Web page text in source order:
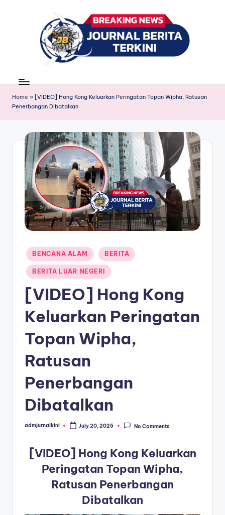
r
n
a
B
ri
news
Home » [VIDEO] Hong Kong Keluarkan Peringatan Topan Wipha, Ratusan
Penerbangan Dibatalkan
Posted
in
BENCANA ALAM BERITA
BERITA LUAR NEGERI
[VIDEO] Hong Kong
Keluarkan Peringatan
Topan Wipha,
Ratusan
Penerbangan
Dibatalkan
Posted
admjurnalkini July 20, 2025 No Comments
[VIDEO] Hong Kong Keluarkan
Peringatan Topan Wipha,
Ratusan Penerbangan
Dibatalkan